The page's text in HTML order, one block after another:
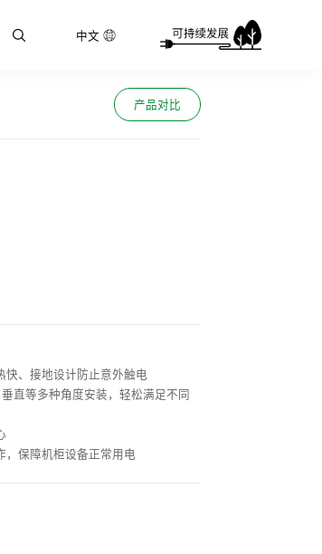
中文
产品对比
快、接地设计防止意外触电
直等多种角度安装，轻松满足不同
，保障机柜设备正常用电